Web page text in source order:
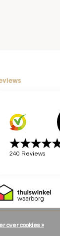
240 Reviews
over cookies »